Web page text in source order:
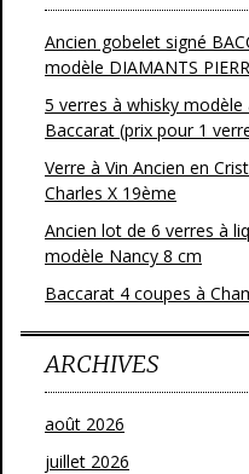
Ancien gobelet signé
modèle DIAMANTS
5 verres à whisky
Baccarat (prix pour 1
Verre à Vin Ancien en
Charles X 19ème
Ancien lot de 6 verres à
modèle Nancy 8 cm
Baccarat 4 coupes à
ARCHIVES
août 2026
juillet 2026